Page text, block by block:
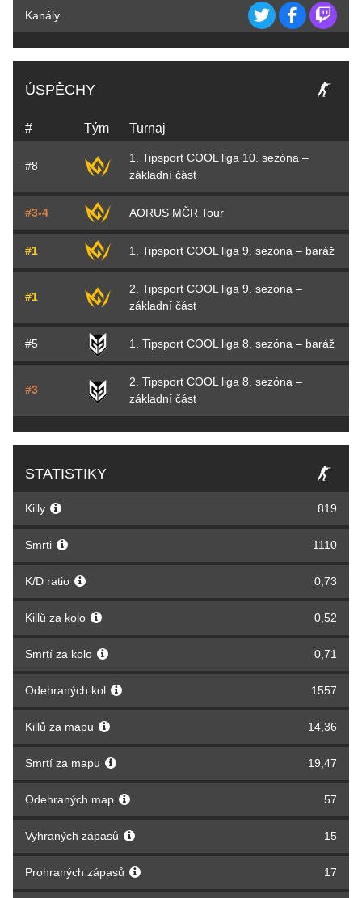
Kanály
ÚSPĚCHY
# Tým Turnaj
#8
1. Tipsport COOL liga 10. sezóna –
základní část
#3-4 AORUS MČR Tour
#1 1. Tipsport COOL liga 9. sezóna – baráž
#1
2. Tipsport COOL liga 9. sezóna –
základní část
#5 1. Tipsport COOL liga 8. sezóna – baráž
#3
2. Tipsport COOL liga 8. sezóna –
základní část
STATISTIKY
Killy 819
Smrti 1110
K/D ratio 0,73
Killů za kolo 0,52
Smrtí za kolo 0,71
Odehraných kol 1557
Killů za mapu 14,36
Smrtí za mapu 19,47
Odehraných map 57
Vyhraných zápasů 15
Prohraných zápasů 17